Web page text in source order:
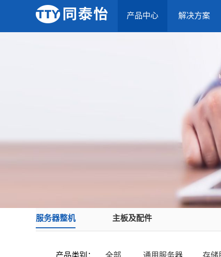
产品中心 解决方案
服务器整机 主板及配件
产品类别： 全部 通用服务器 存储